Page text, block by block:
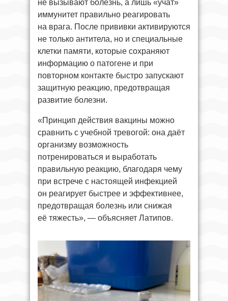
не вызывают болезнь, а лишь «учат»
иммунитет правильно реагировать
на врага. После прививки активируются
не только антитела, но и специальные
клетки памяти, которые сохраняют
информацию о патогене и при
повторном контакте быстро запускают
защитную реакцию, предотвращая
развитие болезни.
«Принцип действия вакцины можно
сравнить с учебной тревогой: она даёт
организму возможность
потренироваться и выработать
правильную реакцию, благодаря чему
при встрече с настоящей инфекцией
он реагирует быстрее и эффективнее,
предотвращая болезнь или снижая
её тяжесть», — объясняет Латипов.